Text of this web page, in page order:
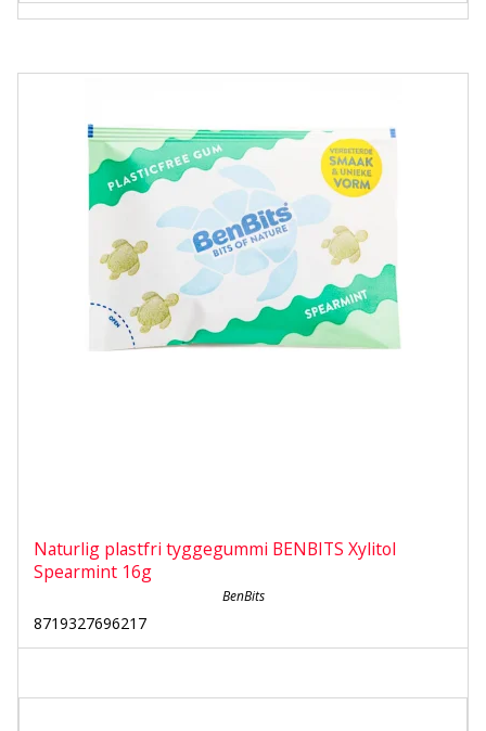
Naturlig plastfri tyggegummi BENBITS Xylitol
Spearmint 16g
BenBits
8719327696217